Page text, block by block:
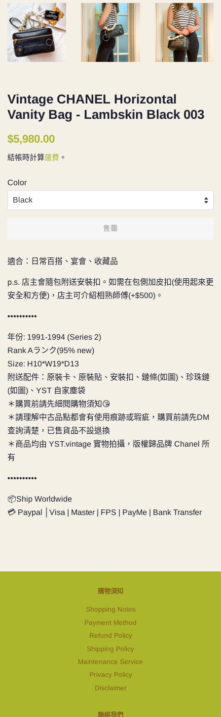
Vintage CHANEL Horizontal
Vanity Bag - Lambskin Black 003
定
$5,980.00
結帳時計算運費 。
Color
售罄
適合：日常百搭、宴會、收藏品
p.s. 店主會隨包附送安裝扣。如需在包側加皮扣(使用起來更
安全和方便) ，店主可介紹相熟師傅(+$500)。
••••••••••
年份: 1991-1994 (Series 2)
Rank Aランク(95% new)
Size: H10*W19*D13
附送配件：原裝卡、原裝貼、安裝扣、鏈條(如圖)、珍珠鏈
(如圖)、YST 自家塵袋
＊購買前請先細閱購物須知😘
＊請理解中古品點都會有使用痕跡或瑕疵，購買前請先DM
查詢清楚，已售貨品不設退換
＊商品均由 YST.vintage 實物拍攝，版權歸品牌 Chanel 所
有
••••••••••
📦Ship Worldwide
💳 Paypal │Visa | Master | FPS | PayMe | Bank Transfer
購物須知
Shopping Notes
Payment Method
Refund Policy
Shipping Policy
Maintenance Service
Privacy Policy
Disclaimer
聯絡我們